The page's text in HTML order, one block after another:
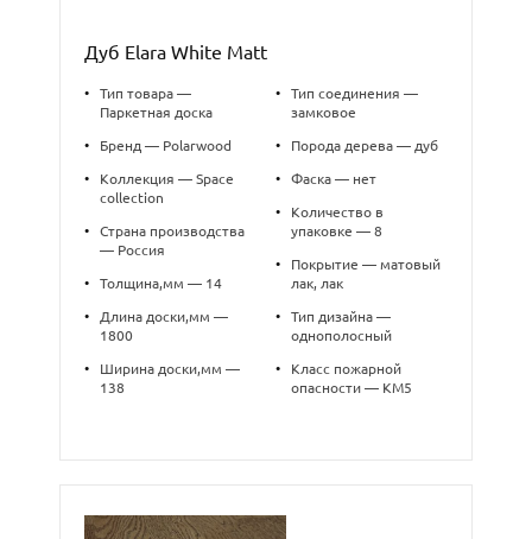
Дуб Elara White Matt
•
Тип товара —
Паркетная доска
• Бренд — Polarwood
•
Коллекция — Space
collection
•
Страна производства
— Россия
• Толщина,мм — 14
•
Длина доски,мм —
1800
•
Ширина доски,мм —
138
•
Тип соединения —
замковое
• Порода дерева — дуб
• Фаска — нет
•
Количество в
упаковке — 8
•
Покрытие — матовый
лак, лак
•
Тип дизайна —
однополосный
•
Класс пожарной
опасности — КМ5